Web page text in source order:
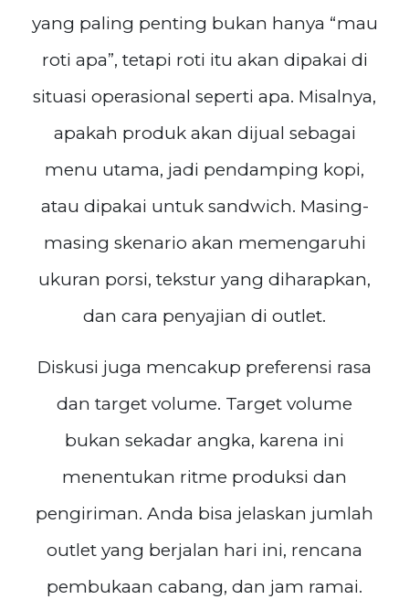
yang paling penting bukan hanya “mau
roti apa”, tetapi roti itu akan dipakai di
situasi operasional seperti apa. Misalnya,
apakah produk akan dijual sebagai
menu utama, jadi pendamping kopi,
atau dipakai untuk sandwich. Masing-
masing skenario akan memengaruhi
ukuran porsi, tekstur yang diharapkan,
dan cara penyajian di outlet.
Diskusi juga mencakup preferensi rasa
dan target volume. Target volume
bukan sekadar angka, karena ini
menentukan ritme produksi dan
pengiriman. Anda bisa jelaskan jumlah
outlet yang berjalan hari ini, rencana
pembukaan cabang, dan jam ramai.